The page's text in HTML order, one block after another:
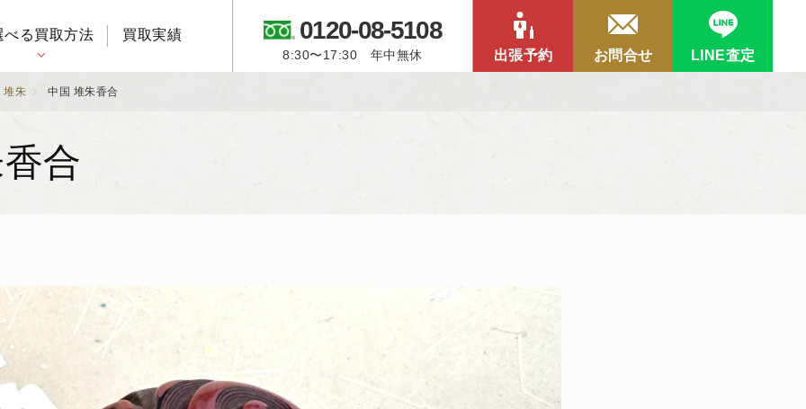
べる買取方法 買取実績 0120-08-5108
8:30〜17:30 年中無休 出張予約 お問合せ LINE査定
堆朱 中国 堆朱香合
合